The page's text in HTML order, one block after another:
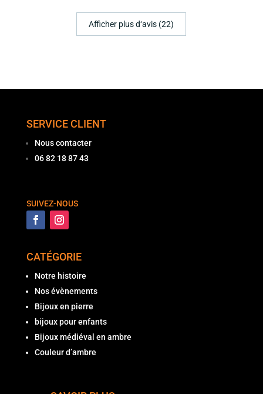
Afficher plus d‘avis (22)
SERVICE CLIENT
Nous contacter
06 82 18 87 43
SUIVEZ-NOUS
CATÉGORIE
Notre histoire
Nos évènements
Bijoux en pierre
bijoux pour enfants
Bijoux médiéval en ambre
Couleur d’ambre